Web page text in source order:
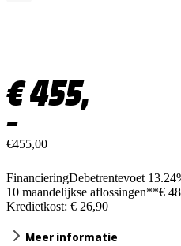
€455,
–
€455,00
FinancieringDebetrentevoet
10 maandelijkse aflossingen**€
Kredietkost: € 26,90
Meer informatie